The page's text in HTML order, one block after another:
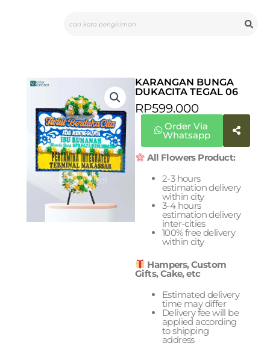
KARANGAN BUNGA
DUKACITA TEGAL 06
RP599.000
Order Via
Whatsapp
All Flowers Product:
2-3 hours
estimation delivery
within city
3-4 hours
estimation delivery
inter-cities
100% free delivery
within city
Hampers, Custom
Gifts, Cake, etc
Estimated delivery
time may differ
Delivery fee will be
applied according
to shipping
address